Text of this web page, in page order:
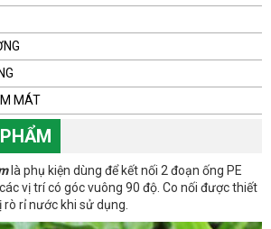
MÁT
là phụ kiện dùng để kết nối 2 đoạn ống PE
vị trí có góc vuông 90 độ. Co nối được thiết
rỉ nước khi sử dụng.